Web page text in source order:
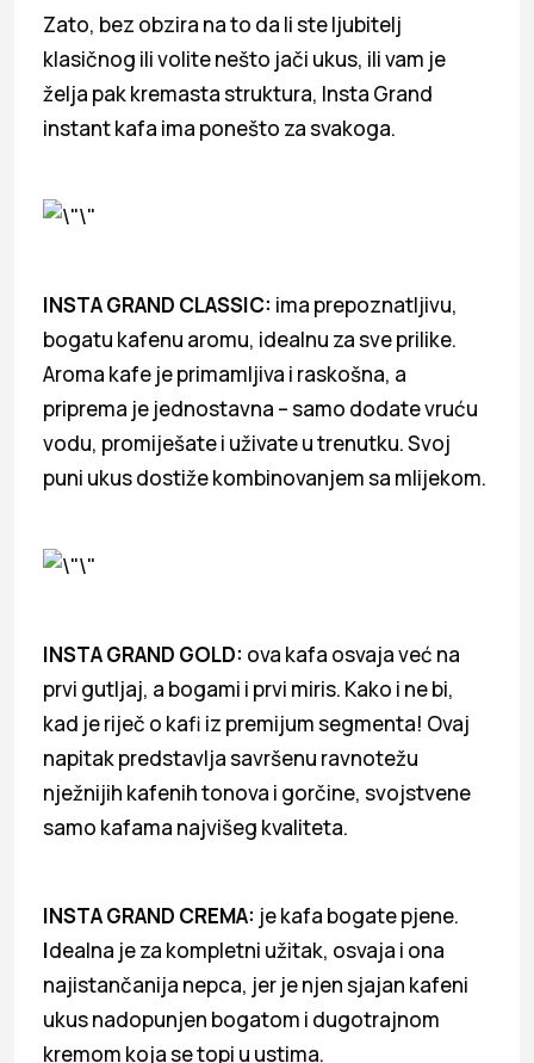
Zato, bez obzira na to da li ste ljubitelj
klasičnog ili volite nešto jači ukus, ili vam je
želja pak kremasta struktura, Insta Grand
instant kafa ima ponešto za svakoga.
INSTA GRAND CLASSIC: ima prepoznatljivu,
bogatu kafenu aromu, idealnu za sve prilike.
Aroma kafe je primamljiva i raskošna, a
priprema je jednostavna – samo dodate vruću
vodu, promiješate i uživate u trenutku. Svoj
puni ukus dostiže kombinovanjem sa mlijekom.
INSTA GRAND GOLD: ova kafa osvaja već na
prvi gutljaj, a bogami i prvi miris. Kako i ne bi,
kad je riječ o kafi iz premijum segmenta! Ovaj
napitak predstavlja savršenu ravnotežu
nježnijih kafenih tonova i gorčine, svojstvene
samo kafama najvišeg kvaliteta.
INSTA GRAND CREMA: je kafa bogate pjene.
Idealna je za kompletni užitak, osvaja i ona
najistančanija nepca, jer je njen sjajan kafeni
ukus nadopunjen bogatom i dugotrajnom
kremom koja se topi u ustima.